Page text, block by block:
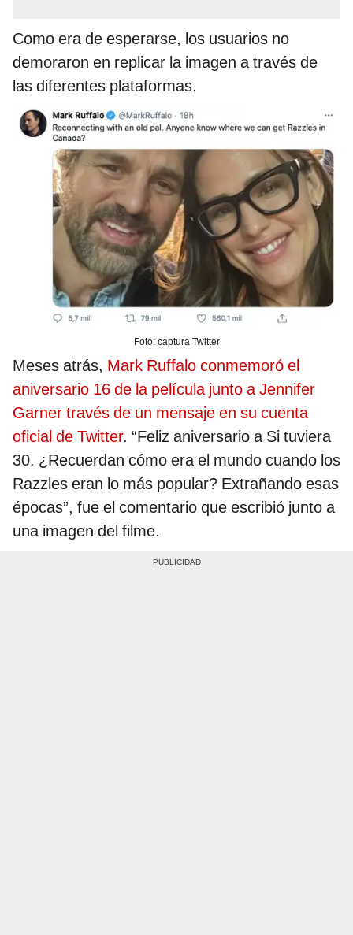
Como era de esperarse, los usuarios no
demoraron en replicar la imagen a través de
las diferentes plataformas.
Foto: captura Twitter
Meses atrás, Mark Ruffalo conmemoró el
aniversario 16 de la película junto a Jennifer
Garner través de un mensaje en su cuenta
oficial de Twitter. “Feliz aniversario a Si tuviera
30. ¿Recuerdan cómo era el mundo cuando los
Razzles eran lo más popular? Extrañando esas
épocas”, fue el comentario que escribió junto a
una imagen del filme.